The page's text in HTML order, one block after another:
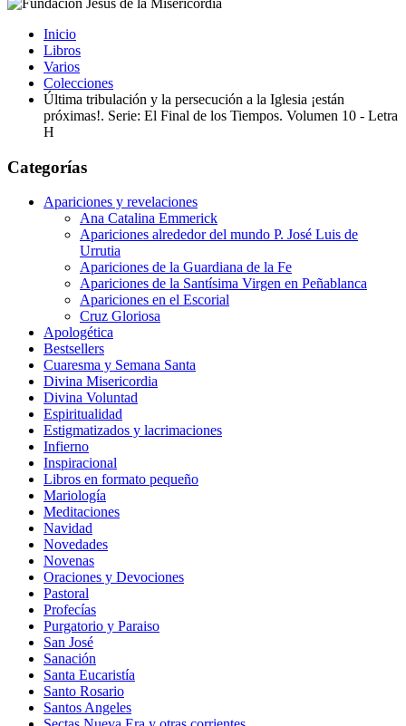
Inicio
Libros
Varios
Colecciones
Última tribulación y la persecución a la Iglesia ¡están
próximas!. Serie: El Final de los Tiempos. Volumen 10 - Letra
H
Categorías
Apariciones y revelaciones
Ana Catalina Emmerick
Apariciones alrededor del mundo P. José Luis de
Urrutia
Apariciones de la Guardiana de la Fe
Apariciones de la Santísima Virgen en Peñablanca
Apariciones en el Escorial
Cruz Gloriosa
Apologética
Bestsellers
Cuaresma y Semana Santa
Divina Misericordia
Divina Voluntad
Espiritualidad
Estigmatizados y lacrimaciones
Infierno
Inspiracional
Libros en formato pequeño
Mariología
Meditaciones
Navidad
Novedades
Novenas
Oraciones y Devociones
Pastoral
Profecías
Purgatorio y Paraiso
San José
Sanación
Santa Eucaristía
Santo Rosario
Santos Angeles